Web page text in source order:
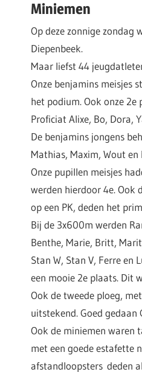
Miniemen
Op deze zonnige zondag
Diepenbeek.
Maar liefst 44
Onze benjamins meisjes
het podium. Ook onze
Proficiat Alixe, Bo, Dora,
De benjamins jongens
Mathias, Maxim, Wout en
Onze pupillen meisjes
werden hierdoor 4e. Ook
op een PK, deden het
Bij de 3x600m werden
Benthe, Marie, Britt,
Stan W, Stan V, Ferre en
een mooie 2e plaats. Dit
Ook de tweede ploeg,
uitstekend. Goed gedaan
Ook de miniemen waren
met een goede estafette
afstandloopsters deden